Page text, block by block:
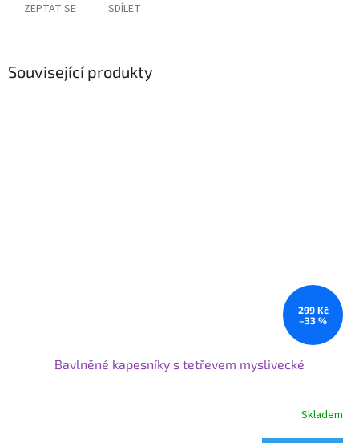
ZEPTAT SE SDÍLET
Související produkty
299 Kč
–33 %
Bavlněné kapesníky s tetřevem myslivecké
Skladem